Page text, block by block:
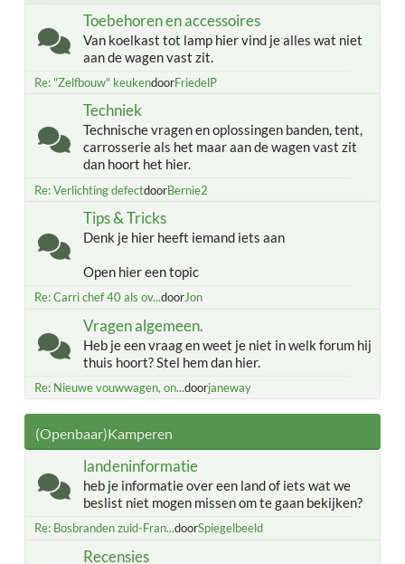
Toebehoren en accessoires
Van koelkast tot lamp hier vind je alles wat niet
aan de wagen vast zit.
Re: "Zelfbouw" keukendoorFriedelP
Techniek
Technische vragen en oplossingen banden, tent,
carrosserie als het maar aan de wagen vast zit
dan hoort het hier.
Re: Verlichting defectdoorBernie2
Tips & Tricks
Denk je hier heeft iemand iets aan
Open hier een topic
Re: Carri chef 40 als ov...doorJon
Vragen algemeen.
Heb je een vraag en weet je niet in welk forum hij
thuis hoort? Stel hem dan hier.
Re: Nieuwe vouwwagen, on...doorjaneway
(Openbaar)Kamperen
landeninformatie
heb je informatie over een land of iets wat we
beslist niet mogen missen om te gaan bekijken?
Re: Bosbranden zuid-Fran...doorSpiegelbeeld
Recensies